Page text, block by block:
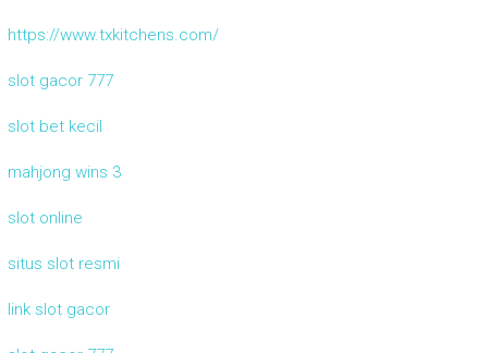
https://www.txkitchens.com/
slot gacor 777
slot bet kecil
mahjong wins 3
slot online
situs slot resmi
link slot gacor